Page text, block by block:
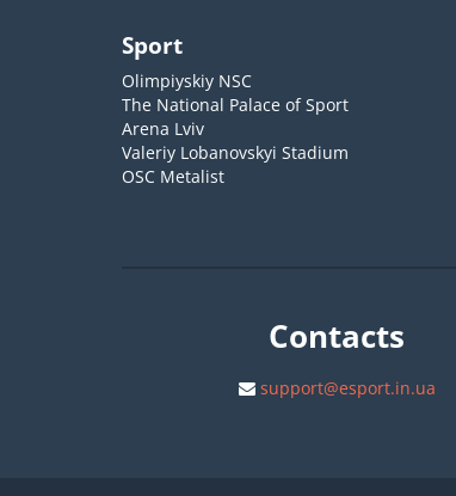
Sport
Olimpiyskiy NSC
The National Palace of Sport
Arena Lviv
Valeriy Lobanovskyi Stadium
OSC Metalist
Contacts
support@esport.in.ua